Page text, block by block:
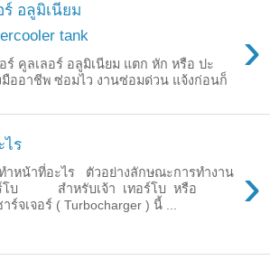
อลูมิเนียม
tank
›
ร์ คูลเลอร์ อลูมิเนียม แตก หัก หรือ ปะ
ออาชีพ ซ่อมไว งานซ่อมด่วน แจ้งก่อนก็
ไร
›
ำหน้าที่อะไร ตัวอย่างลักษณะการทำงาน
ร์โบ สำหรับเจ้า เทอร์โบ หรือ
ร์จเจอร์ ( Turbocharger ) นี้ ...